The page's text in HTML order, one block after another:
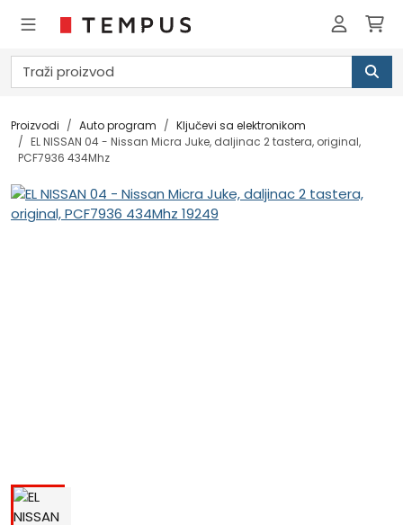
Proizvodi Auto program
Ključevi sa elektronikom
EL NISSAN 04 - Nissan Micra Juke, daljinac 2 tastera, original,
PCF7936 434Mhz